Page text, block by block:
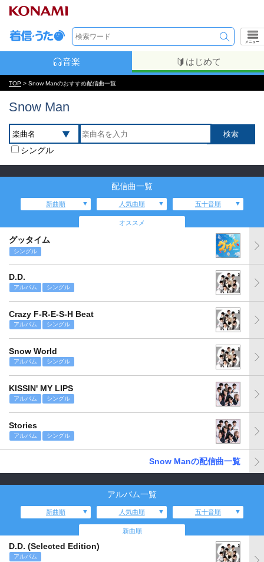
メニュー
音楽 はじめて
TOP > Snow Manのおすすめ配信曲一覧
Snow Man
シングル
配信曲一覧
新曲順 人気曲順 五十音順
オススメ
グッタイム
シングル
D.D.
アルバム シングル
Crazy F-R-E-S-H Beat
アルバム シングル
Snow World
アルバム シングル
KISSIN' MY LIPS
アルバム シングル
Stories
アルバム シングル
Snow Manの配信曲一覧
アルバム一覧
新曲順 人気曲順 五十音順
新曲順
D.D. (Selected Edition)
アルバム